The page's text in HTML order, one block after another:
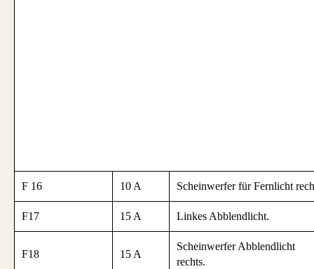
F 16 10 A Scheinwerfer für Fernlicht
F17 15 A Linkes Abblendlicht.
F18 15 A
Scheinwerfer Abblendlicht
rechts.